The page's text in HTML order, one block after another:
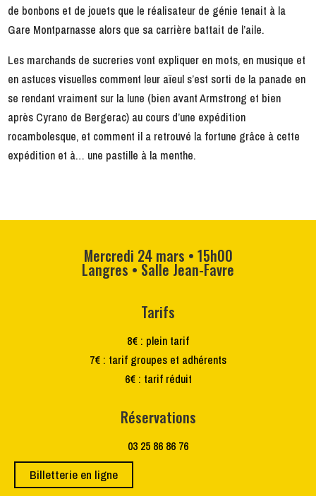
de bonbons et de jouets que le réalisateur de génie tenait à la
Gare Montparnasse alors que sa carrière battait de l’aile.
Les marchands de sucreries vont expliquer en mots, en musique et
en astuces visuelles comment leur aïeul s’est sorti de la panade en
se rendant vraiment sur la lune (bien avant Armstrong et bien
après Cyrano de Bergerac) au cours d’une expédition
rocambolesque, et comment il a retrouvé la fortune grâce à cette
expédition et à… une pastille à la menthe.
Mercredi 24 mars • 15h00
Langres • Salle Jean-Favre
Tarifs
8€ : plein tarif
7€ : tarif groupes et adhérents
6€ : tarif réduit
Réservations
03 25 86 86 76
Billetterie en ligne